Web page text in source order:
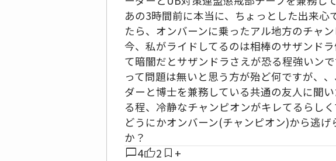
あの3時間前に本当に、ちょっとした出来心
たら、オンバーンに乗ったアル地方のチャン
今、私がライドしてるのは相棒のサザンド
て暗闇だとサザンドラさえが恐る程強いン
って問題は無いと思う方が殆ど何ですが、
ダーと博士を兼務している共通の友人に聞
る程、冷静なチャンピオンがキレてるらしく
どうにかオンバーン(チャンピオン)から逃げ
か？
chat_bubble4 2 +